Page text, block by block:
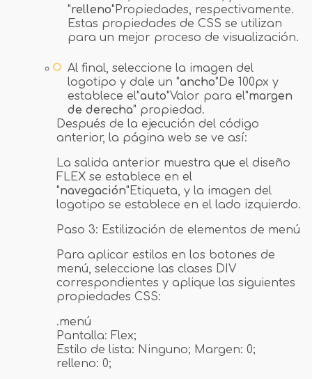
"relleno"Propiedades, respectivamente.
Estas propiedades de CSS se utilizan
para un mejor proceso de visualización.
Al final, seleccione la imagen del
logotipo y dale un "ancho"De 100px y
establece el"auto"Valor para el"margen
de derecha" propiedad.
Después de la ejecución del código
anterior, la página web se ve así:
La salida anterior muestra que el diseño
FLEX se establece en el
"navegación"Etiqueta, y la imagen del
logotipo se establece en el lado izquierdo.
Paso 3: Estilización de elementos de menú
Para aplicar estilos en los botones de
menú, seleccione las clases DIV
correspondientes y aplique las siguientes
propiedades CSS:
.menú
Pantalla: Flex;
Estilo de lista: Ninguno; Margen: 0;
relleno: 0;